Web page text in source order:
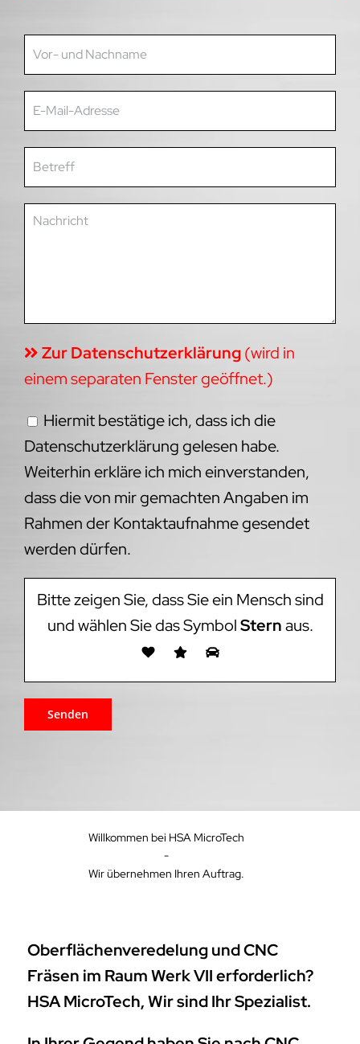
Zur Datenschutzerklärung(wird in
einem separaten Fenster geöffnet.)
Hiermit bestätige ich, dass ich die
Datenschutzerklärung gelesen habe.
Weiterhin erkläre ich mich einverstanden,
dass die von mir gemachten Angaben im
Rahmen der Kontaktaufnahme gesendet
werden dürfen.
Bitte zeigen Sie, dass Sie ein Mensch sind
und wählen Sie das SymbolSternaus.
Willkommen bei HSA MicroTech
-
Wir übernehmen Ihren Auftrag.
Oberflächenveredelung und CNC
Fräsen im Raum Werk VII erforderlich?
HSA MicroTech, Wir sind Ihr Spezialist.